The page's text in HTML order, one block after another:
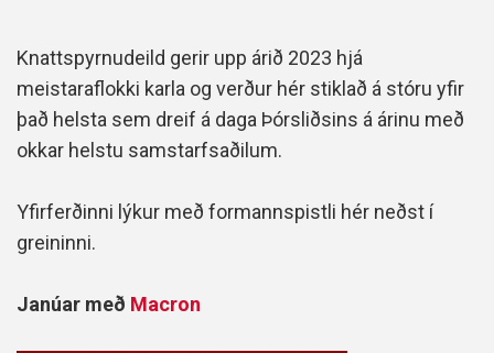
Knattspyrnudeild gerir upp árið 2023 hjá
meistaraflokki karla og verður hér stiklað á stóru yfir
það helsta sem dreif á daga Þórsliðsins á árinu með
okkar helstu samstarfsaðilum.
Yfirferðinni lýkur með formannspistli hér neðst í
greininni.
Janúar með Macron